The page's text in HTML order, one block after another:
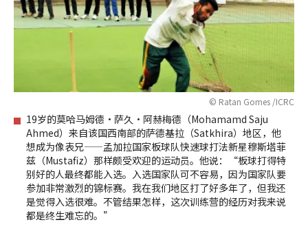
© Ratan Gomes /ICRC
19岁的莫哈马姆德·萨久·阿赫梅德（Mohamamd Saju
Ahmed）来自该国西南部的萨德基拉（Satkhira）地区，他
想成为像表兄——孟加拉国家板球队快速球打法新星穆斯塔菲
兹（Mustafiz）那样颇受欢迎的运动员。他说：“板球打得特
别好的人最终都能入选。入选国家队可不容易，因为国家队要
参加非常激烈的锦标赛。我在我们地区打了好多年了，但我还
是觉得入选很难。不管结果怎样，这次训练营的经历对我来说
都是终生难忘的。”